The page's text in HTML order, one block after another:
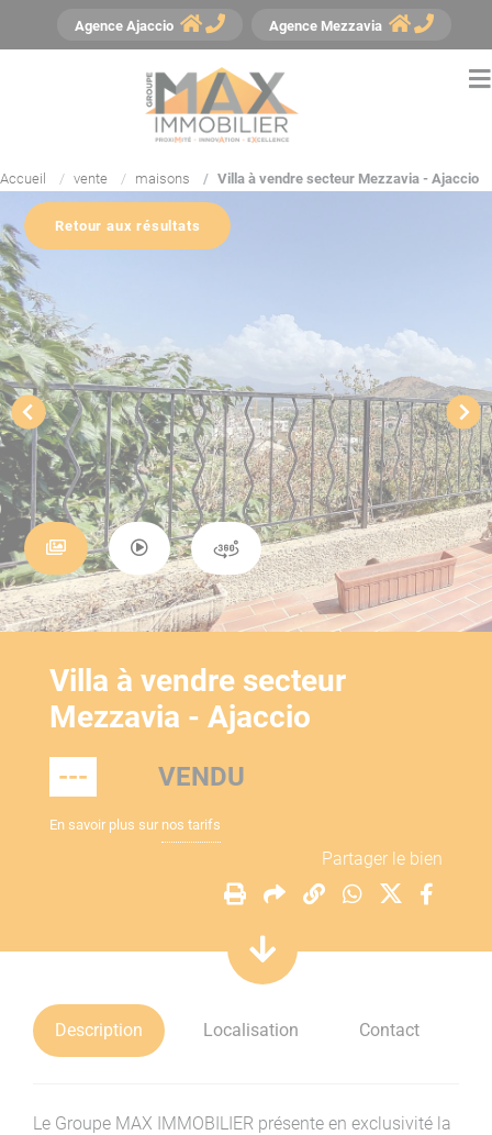
Agence Ajaccio Agence Mezzavia
Accueil vente maisons Villa à vendre secteur Mezzavia - Ajaccio
YouTube est désactivé. Autoriser
Retour aux résultats
Villa à vendre secteur
Mezzavia - Ajaccio
--- VENDU
En savoir plus sur nos tarifs
Partager le bien
Description Localisation Contact
Le Groupe MAX IMMOBILIER présente en exclusivité la
Panneau de gestion des cookies